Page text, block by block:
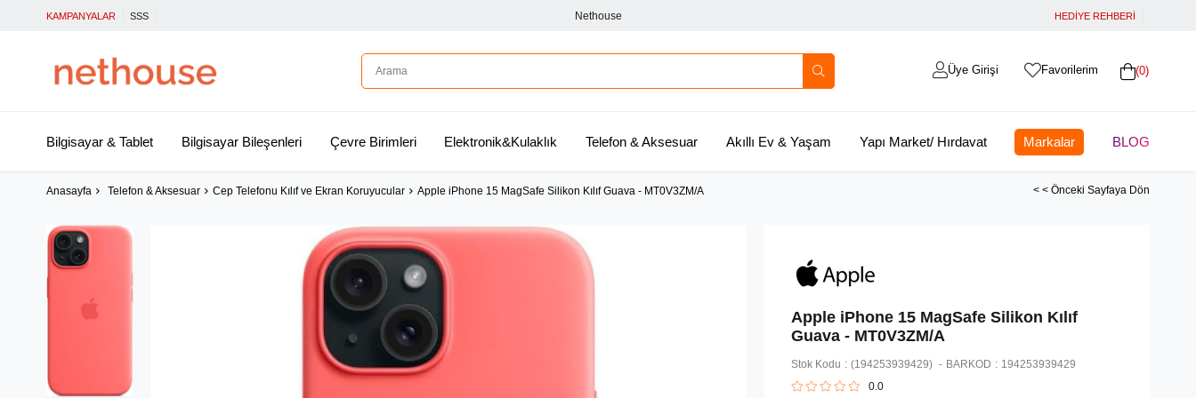
KAMPANYALAR SSS Nethouse HEDİYE REHBERİ
0
Favorilerim
Üye Girişi
Bilgisayar & Tablet Bilgisayar Bileşenleri Çevre Birimleri Elektronik&Kulaklık Telefon & Aksesuar Akıllı Ev & Yaşam Yapı Market/ Hırdavat Markalar BLOG
Anasayfa Telefon & Aksesuar Cep Telefonu Kılıf ve Ekran Koruyucular Apple iPhone 15 MagSafe Silikon Kılıf Guava - MT0V3ZM/A < < Önceki Sayfaya Dön
Apple iPhone 15 MagSafe Silikon Kılıf
Guava - MT0V3ZM/A
Stok Kodu (194253939429) BARKOD : 194253939429
0.0